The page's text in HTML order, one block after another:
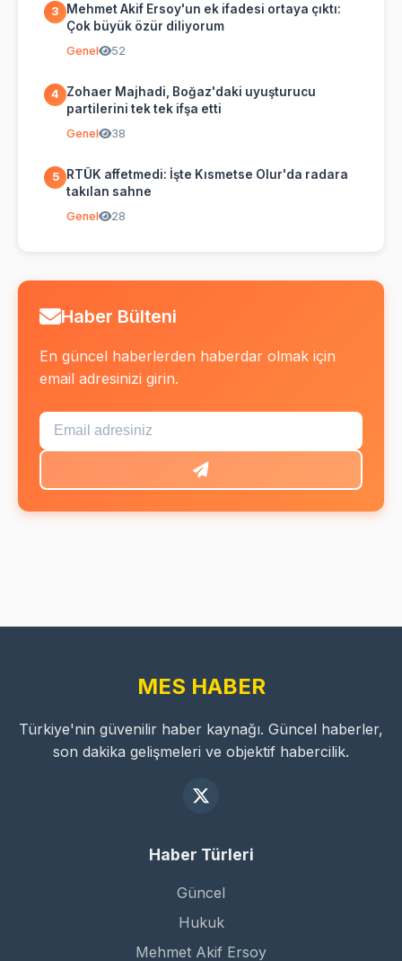
3
Mehmet Akif Ersoy'un ek ifadesi ortaya çıktı:
Çok büyük özür diliyorum
Genel 52
4
Zohaer Majhadi, Boğaz'daki uyuşturucu
partilerini tek tek ifşa etti
Genel 38
5
RTÜK affetmedi: İşte Kısmetse Olur'da radara
takılan sahne
Genel 28
Haber Bülteni
En güncel haberlerden haberdar olmak için
email adresinizi girin.
MES HABER
Türkiye'nin güvenilir haber kaynağı. Güncel haberler,
son dakika gelişmeleri ve objektif habercilik.
Haber Türleri
Güncel
Hukuk
Mehmet Akif Ersoy